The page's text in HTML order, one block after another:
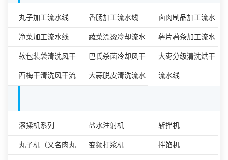
食品加工流水线
丸子加工流水线 香肠加工流水线 卤肉制品加工流水
线
净菜加工流水线 蔬菜漂烫冷却流水
线
薯片薯条加工流水
线
软包装袋清洗风干
流水线
巴氏杀菌冷却风干
流水线
大枣分级清洗烘干
流水线
西梅干清洗风干流 大蒜脱皮清洗流水
肉类食品加工设备单机
滚揉机系列 盐水注射机 斩拌机
丸子机（又名肉丸 变频打浆机 拌馅机